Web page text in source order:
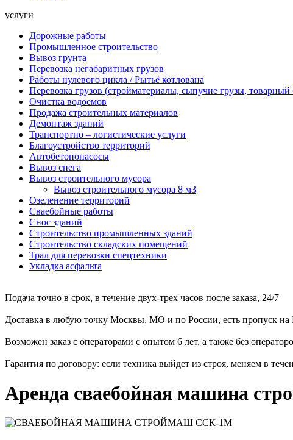
услуги
Дорожные работы
Промышленное строительство
Вывоз грунта
Перевозка негабаритных грузов
Работы нулевого цикла / Рытьё котлована
Перевозка грузов (стройматериалы, сыпучие грузы, товарный
Очистка водоемов
Продажа строительных материалов
Демонтаж зданий
Транспортно – логистические услуги
Благоустройство территорий
Автобетононасосы
Вывоз снега
Вывоз строительного мусора
Вывоз строительного мусора 8 м3
Озеленение территорий
Сваебойные работы
Снос зданий
Строительство промышленных зданий
Строительство складских помещений
Трал для перевозки спецтехники
Укладка асфальта
Подача точно в срок, в течение двух-трех часов после заказа, 24/7
Доставка в любую точку Москвы, МО и по России, есть пропуск
Возможен заказ с операторами с опытом 6 лет, а также без
Гарантия по договору: если техника выйдет из строя, меняем в
Аренда сваебойная машина